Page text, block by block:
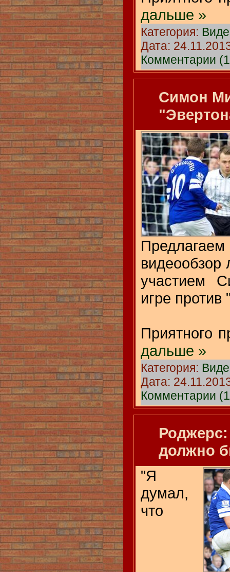
дальше »
Категория:
Дата:
Комментарии
Симон
видеообзор
участием
игре против
Приятного
дальше »
Категория:
Дата:
Комментарии
должно
"Я
думал,
что